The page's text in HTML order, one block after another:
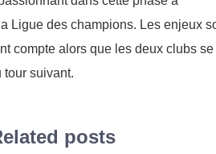
Ligue des champions. Les enjeux
compte alors que les deux clubs se
tour suivant.
posts